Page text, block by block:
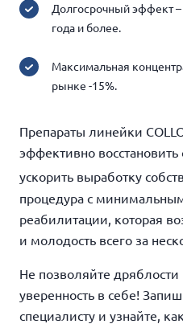
Долгосрочный эффект –
года и более.
Максимальная
рынке -15%.
Препараты линейки
эффективно восстановить
ускорить выработку
процедура с
реабилитации, которая
и молодость всего за
Не позволяйте
уверенность в себе!
специалисту и узнайте,